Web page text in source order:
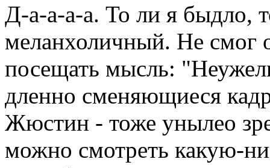
Д-а-а-а-а. То ли я быдло,
меланхоличный. Не смог
посещать мысль:
дленно сменяющиеся
Жюстин - тоже унылео
можно смотреть какую-